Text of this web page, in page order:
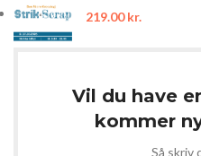
219.00kr.
Vil du have
kommer
Så skriv